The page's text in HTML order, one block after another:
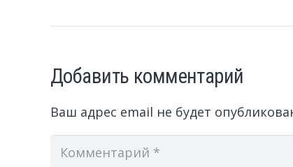
Добавить комментарий
Ваш адрес email не будет